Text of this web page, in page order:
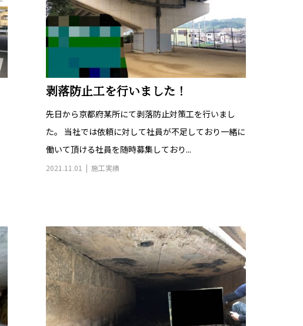
剥落防止工を行いました！
先日から京都府某所にて剥落防止対策工を行いまし
た。 当社では依頼に対して社員が不足しており一緒に
働いて頂ける社員を随時募集しており...
2021.11.01 施工実績